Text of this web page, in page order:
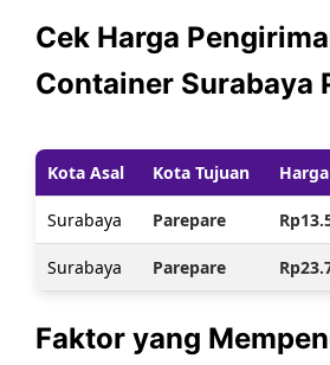
Cek Harga
Container Surabaya
Kota Asal Kota Tujuan Harga
Surabaya Parepare
Surabaya Parepare
Faktor yang